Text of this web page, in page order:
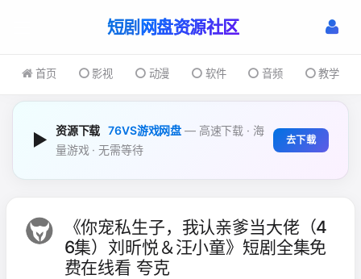
短剧
首页 影视 动漫 软件 音频 教学
▶ 资源下载 76VS游戏网盘 — 高速下载 · 海
量游戏 · 无需等待
去下载
《你宠私生子，我认亲爹当大佬（4
6集）刘昕悦＆汪小童》短剧全集免
费在线看 夸克